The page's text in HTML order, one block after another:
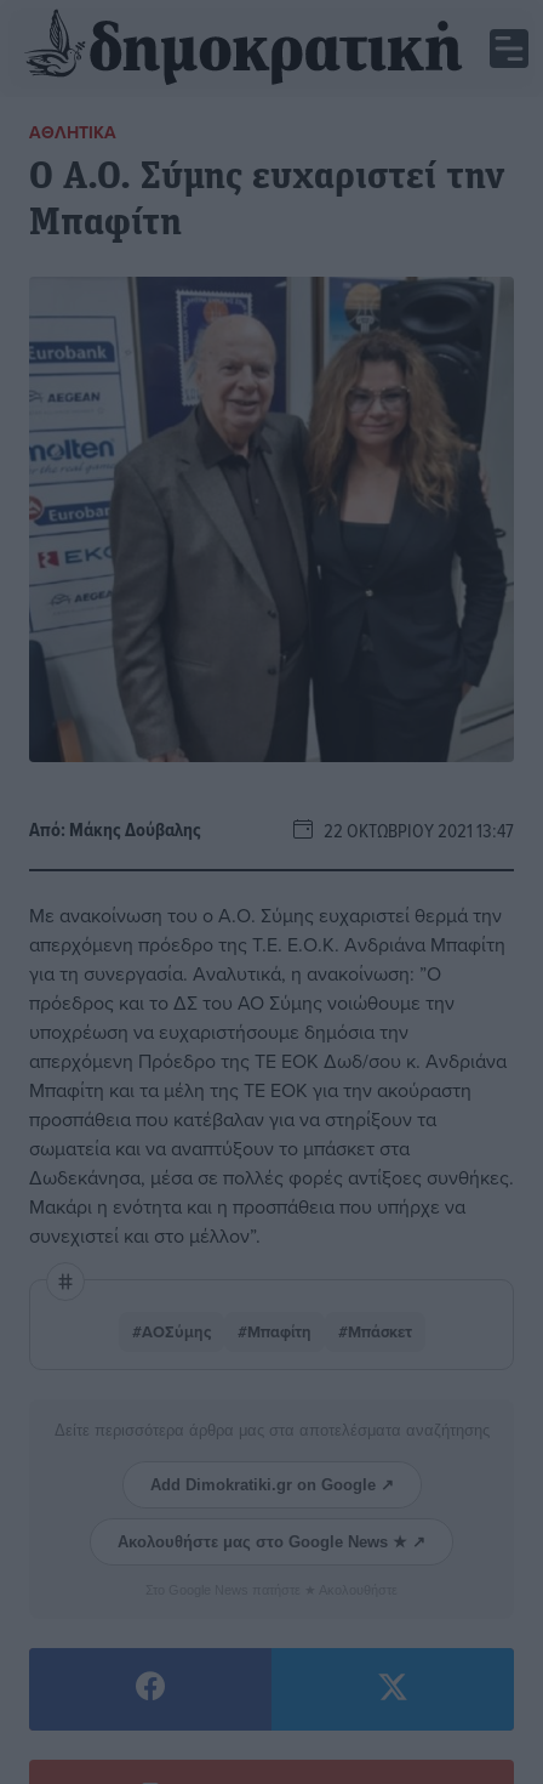
ΑΘΛΗΤΙΚΆ
Ο Α.Ο. Σύμης ευχαριστεί την
Μπαφίτη
Από: Μάκης Δούβαλης 22 ΟΚΤΩΒΡΊΟΥ 2021 13:47
Με ανακοίνωση του ο Α.Ο. Σύμης ευχαριστεί θερμά την
απερχόμενη πρόεδρο της Τ.Ε. Ε.Ο.Κ. Ανδριάνα Μπαφίτη
για τη συνεργασία. Αναλυτικά, η ανακοίνωση: ”Ο
πρόεδρος και το ΔΣ του ΑΟ Σύμης νοιώθουμε την
υποχρέωση να ευχαριστήσουμε δημόσια την
απερχόμενη Πρόεδρο της ΤΕ ΕΟK Δωδ/σου κ. Ανδριάνα
Μπαφίτη και τα μέλη της ΤΕ ΕΟΚ για την ακούραστη
προσπάθεια που κατέβαλαν για να στηρίξουν τα
σωματεία και να αναπτύξουν το μπάσκετ στα
Δωδεκάνησα, μέσα σε πολλές φορές αντίξοες συνθήκες.
Μακάρι η ενότητα και η προσπάθεια που υπήρχε να
συνεχιστεί και στο μέλλον”.
#ΑΟΣύμης #Μπαφίτη #Μπάσκετ
Δείτε περισσότερα άρθρα μας στα αποτελέσματα αναζήτησης
Add Dimokratiki.gr on Google ↗
Ακολουθήστε μας στο Google News ★ ↗